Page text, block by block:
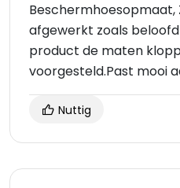
afgewerkt zoals
product de maten
voorgesteld.Past mooi
Nuttig